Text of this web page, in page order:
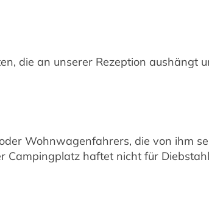
die an unserer Rezeption aushängt
Wohnwagenfahrers, die von ihm
haftet nicht für